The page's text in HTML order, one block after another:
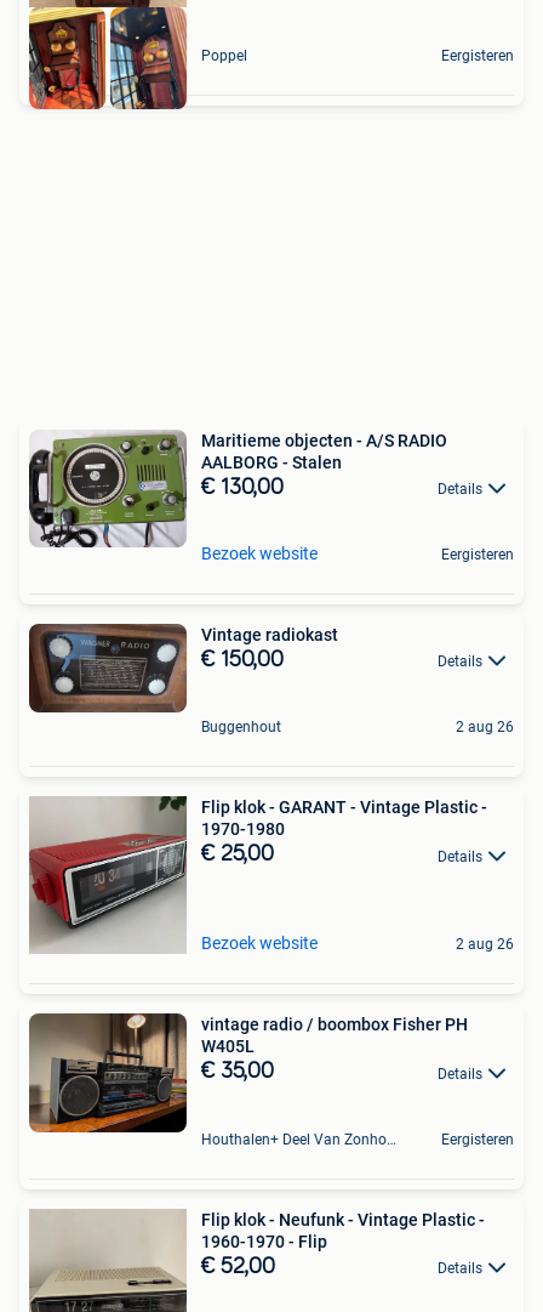
Poppel Eergisteren
Maritieme objecten - A/S RADIO
AALBORG - Stalen
€ 130,00 Details
Bezoek website Eergisteren
Vintage radiokast
€ 150,00 Details
Buggenhout 2 aug 26
Flip klok - GARANT - Vintage Plastic -
1970-1980
€ 25,00 Details
Bezoek website 2 aug 26
vintage radio / boombox Fisher PH
W405L
€ 35,00 Details
Houthalen+ Deel Van Zonhoven En Zolder Eergisteren
Flip klok - Neufunk - Vintage Plastic -
1960-1970 - Flip
€ 52,00 Details